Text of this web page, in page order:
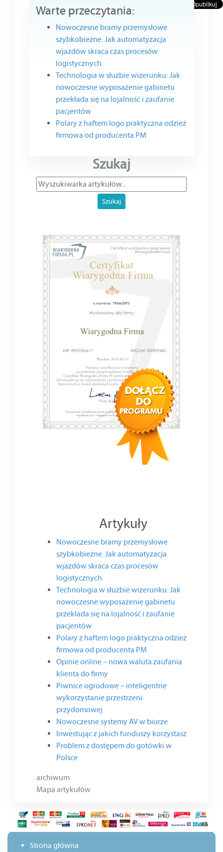
Warte przeczytania:
Nowoczesne bramy przemysłowe
szybkobieżne. Jak automatyzacja
wjazdów skraca czas procesów
logistycznych.
Technologia w służbie wizerunku: Jak
nowoczesne wyposażenie gabinetu
przekłada się na lojalność i zaufanie
pacjentów
Polary z haftem logo praktyczna odzież
firmowa od producenta PM
Szukaj
Artykuły
Nowoczesne bramy przemysłowe
szybkobieżne. Jak automatyzacja
wjazdów skraca czas procesów
logistycznych.
Technologia w służbie wizerunku: Jak
nowoczesne wyposażenie gabinetu
przekłada się na lojalność i zaufanie
pacjentów
Polary z haftem logo praktyczna odzież
firmowa od producenta PM
Opinie online – nowa waluta zaufania
klienta do firmy
Piwnice ogrodowe – inteligentne
wykorzystanie przestrzeni
przydomowej
Nowoczesne systemy AV w biurze
Inwestując z jakich funduszy korzystasz
Problem z dostępem do gotówki w
Polsce
archiwum
Mapa artykułów
Strona główna